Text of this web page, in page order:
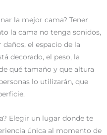
la mejor cama? Tener
la cama no tenga sonidos,
el espacio de la
decorado, el peso, la
qué tamaño y que altura
lo utilizarán, que
Elegir un lugar donde te
única al momento de